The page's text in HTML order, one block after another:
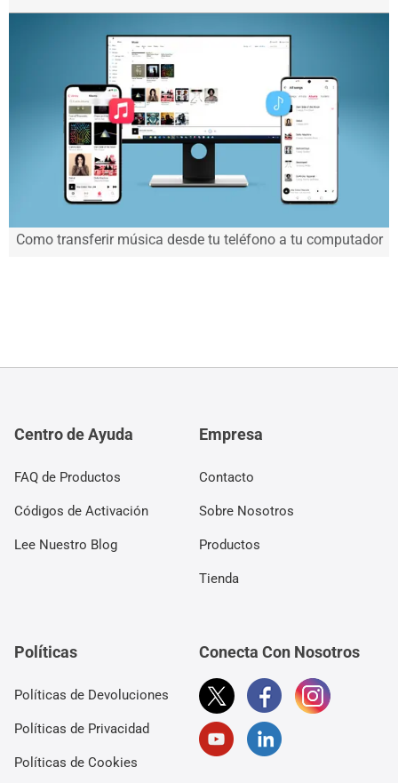
Como transferir música desde tu teléfono a tu computador
Centro de Ayuda
FAQ de Productos
Códigos de Activación
Lee Nuestro Blog
Empresa
Contacto
Sobre Nosotros
Productos
Tienda
Políticas
Políticas de Devoluciones
Políticas de Privacidad
Políticas de Cookies
Conecta Con Nosotros